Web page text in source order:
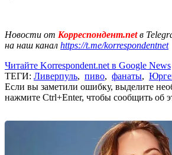
Новости от Корреспондент.netв
на наш канал https://t.me/korrespondentnet
Читайте Korrespondent.net в Google News
ТЕГИ: Ливерпуль, пиво, фанаты,
Если вы заметили ошибку, выделите
нажмите Ctrl+Enter, чтобы сообщить об